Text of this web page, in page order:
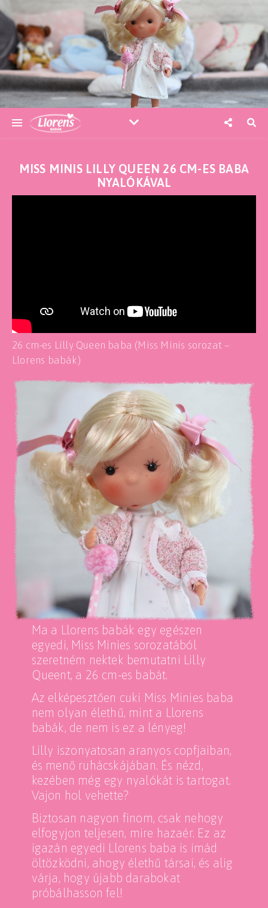
MISS MINIS LILLY QUEEN 26 CM-ES BABA
NYALÓKÁVAL
26 cm-es Lilly Queen baba (Miss Minis sorozat –
Llorens babák)
Ma a Llorens babák egy egészen
egyedi, Miss Minies sorozatából
szeretném nektek bemutatni Lilly
Queent, a 26 cm-es babát.
Az elképesztően cuki Miss Minies baba
nem olyan élethű, mint a Llorens
babák, de nem is ez a lényeg!
Lilly iszonyatosan aranyos copfjaiban,
és menő ruhácskájában. És nézd,
kezében még egy nyalókát is tartogat.
Vajon hol vehette?
Biztosan nagyon finom, csak nehogy
elfogyjon teljesen, mire hazaér. Ez az
igazán egyedi Llorens baba is imád
öltözködni, ahogy élethű társai, és alig
várja, hogy újabb darabokat
próbálhasson fel!